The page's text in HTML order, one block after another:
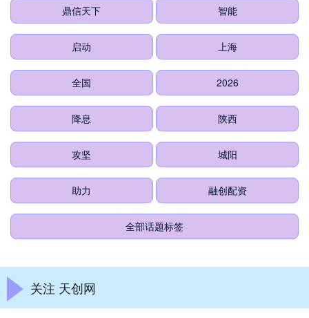
鼎信天下 智能
启动 上海
全国 2026
降息 陕西
攻坚 城阳
助力 融创配资
全部话题标签
关注 天创网